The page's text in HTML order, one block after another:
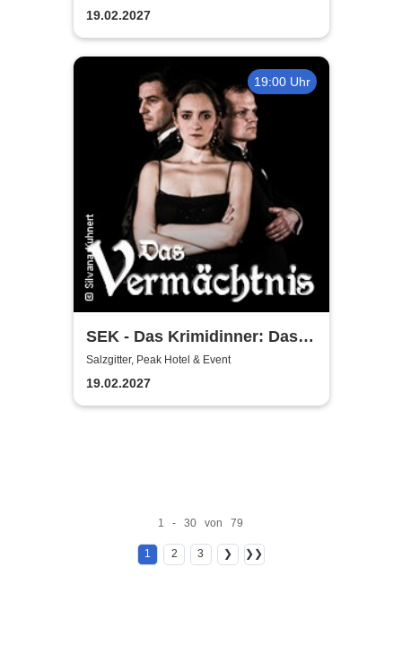
19.02.2027
19:00 Uhr
SEK - Das Krimidinner: Das
Vermächtnis
Salzgitter, Peak Hotel & Event
19.02.2027
1 - 30 von 79
1 2 3 ❯ ❯❯